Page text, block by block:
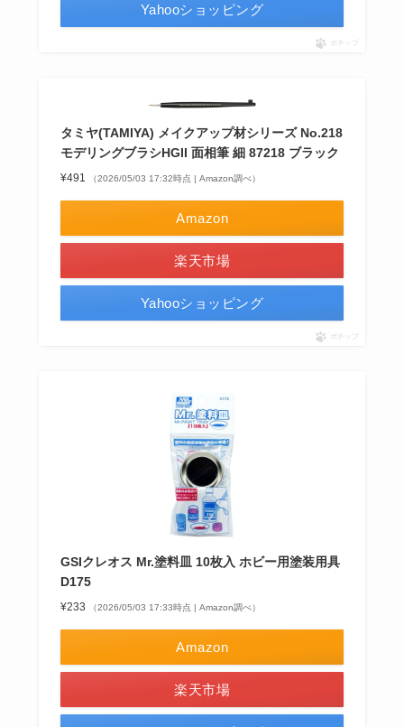
Yahooショッピング
ポチップ
タミヤ(TAMIYA) メイクアップ材シリーズ No.218
モデリングブラシHGII 面相筆 細 87218 ブラック
¥491 （2026/05/03 17:32時点 | Amazon調べ）
Amazon
楽天市場
Yahooショッピング
ポチップ
GSIクレオス Mr.塗料皿 10枚入 ホビー用塗装用具
D175
¥233 （2026/05/03 17:33時点 | Amazon調べ）
Amazon
楽天市場